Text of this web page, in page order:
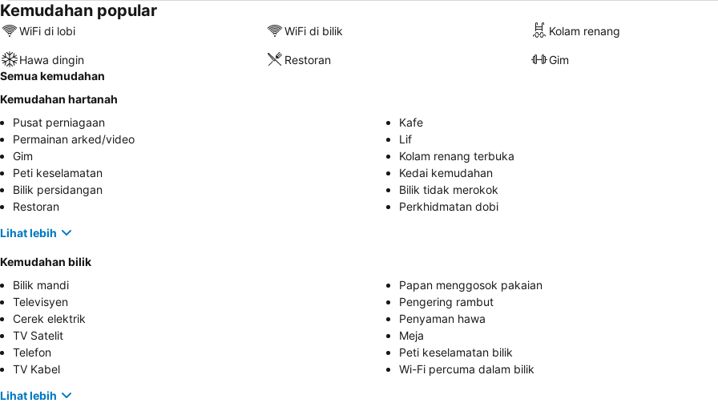
Kemudahan popular
WiFi di lobi WiFi di bilik Kolam renang
Hawa dingin Restoran
Gim
Semua kemudahan
Kemudahan hartanah
Pusat perniagaan
Kafe
Permainan arked/video
Lif
Gim
Kolam renang terbuka
Peti keselamatan
Kedai kemudahan
Bilik persidangan
Bilik tidak merokok
Restoran
Perkhidmatan dobi
Lihat lebih
Kemudahan bilik
Bilik mandi
Papan menggosok pakaian
Televisyen
Pengering rambut
Cerek elektrik
Penyaman hawa
TV Satelit
Meja
Telefon
Peti keselamatan bilik
TV Kabel
Wi-Fi percuma dalam bilik
Lihat lebih